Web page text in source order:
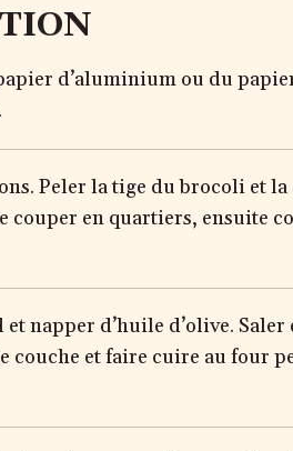
d’aluminium ou du
Peler la tige du brocoli et la
couper en quartiers, ensuite
napper d’huile d’olive.
couche et faire cuire au four